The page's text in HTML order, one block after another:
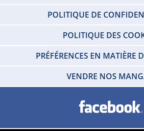
POLITIQUE DE
POLITIQUE DES
PRÉFÉRENCES EN MATIÈRE
VENDRE NOS